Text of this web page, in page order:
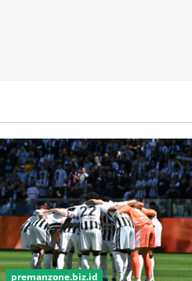
premanzone.biz.id